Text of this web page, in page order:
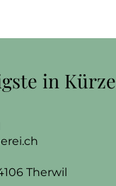
in Kürze
Therwil